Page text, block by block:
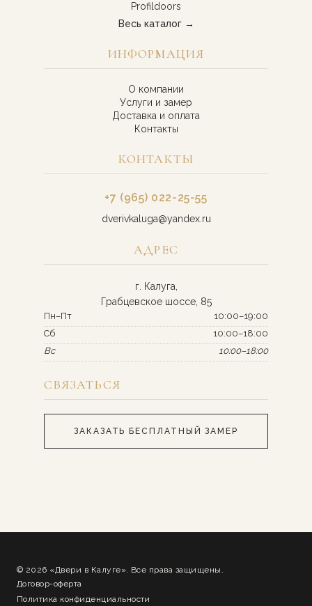
Profildoors
Весь каталог →
ИНФОРМАЦИЯ
О компании
Услуги и замер
Доставка и оплата
Контакты
КОНТАКТЫ
+7 (965) 022-25-55
dverivkaluga@yandex.ru
АДРЕС
г. Калуга,
Грабцевское шоссе, 85
Пн–Пт
10:00–19:00
Сб
10:00–18:00
Вс
10:00–18:00
СВЯЗАТЬСЯ
ЗАКАЗАТЬ БЕСПЛАТНЫЙ ЗАМЕР
© 2026 «Двери в Калуге». Все права защищены.
Договор-оферта
Политика конфиденциальности